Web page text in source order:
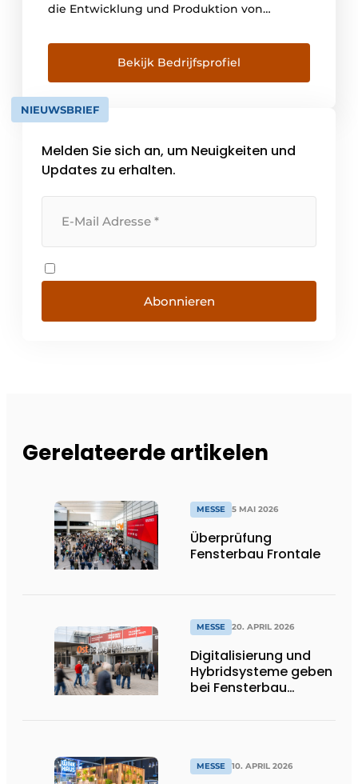
die Entwicklung und Produktion von
Anwendungen. Mit 38 Extrusionslinien,
eigenem Engineering, Werkzeugbau und
einer Jahresproduktion von mehr als 65
Millionen Metern liefern wir Profillösungen,
die exakt den Anforderungen unserer
[...]
Bekijk Bedrijfsprofiel
NIEUWSBRIEF
Melden Sie sich an, um Neuigkeiten und
Updates zu erhalten.
Abonnieren
Gerelateerde artikelen
MESSE 5 MAI 2026
Überprüfung
Fensterbau Frontale
MESSE 20. APRIL 2026
Digitalisierung und
Hybridsysteme geben
bei Fensterbau
MESSE 10. APRIL 2026